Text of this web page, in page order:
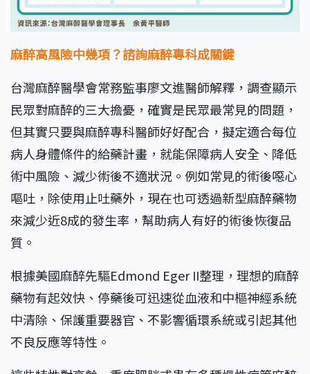
麻醉高風險中幾項？諮詢麻醉專科成關鍵
台灣麻醉醫學會常務監事廖文進醫師解釋，調查顯示
民眾對麻醉的三大擔憂，確實是民眾最常見的問題，
但其實只要與麻醉專科醫師好好配合，擬定適合每位
病人身體條件的給藥計畫，就能保障病人安全、降低
術中風險、減少術後不適狀況。例如常見的術後噁心
嘔吐，除使用止吐藥外，現在也可透過新型麻醉藥物
來減少近8成的發生率，幫助病人有好的術後恢復品
質。
根據美國麻醉先驅Edmond Eger II整理，理想的麻醉
藥物有起效快、停藥後可迅速從血液和中樞神經系統
中清除、保護重要器官、不影響循環系統或引起其他
不良反應等特性。